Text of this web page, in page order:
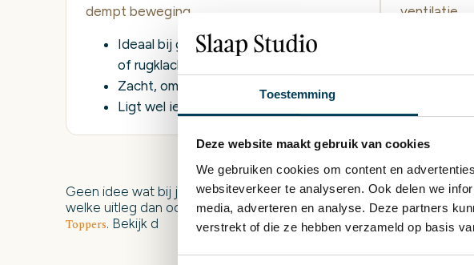
Toestemming
Deze website maakt gebruik van cookies
We gebruiken cookies om content en
websiteverkeer te analyseren. Ook delen we
media, adverteren en analyse. Deze partners
verstrekt of die ze hebben verzameld op basis
dempt beweging.
Ideaal bij gevoelige schouders, heupen
of rugklachten
Zacht, omhullend liggevoel
Ligt wel iets warmer
ventilatie.
Veert
Geen idee wat bij je past? Kom ze naast elkaar voelen in de
welke uitleg dan ook. Klik hier wanneer je meer wilt weten over
Toppers. Bekijk d